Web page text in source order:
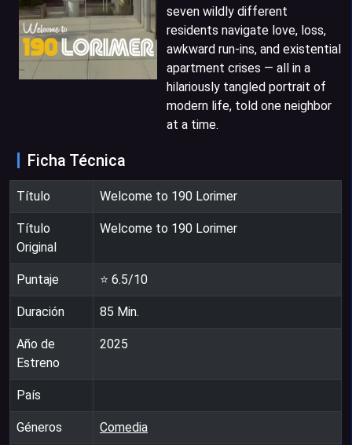
seven wildly different
residents navigate love, loss,
awkward run-ins, and existential
apartment crises — all in a
hilariously tangled portrait of
modern life, told one neighbor
at a time.
Ficha Técnica
Título Welcome to 190 Lorimer
Título
Original
Welcome to 190 Lorimer
Puntaje ⭐ 6.5/10
Duración 85 Min.
Año de
Estreno
2025
País
Géneros Comedia